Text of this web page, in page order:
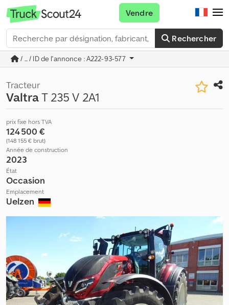
Rechercher
Vendre
/ ... / ID de l'annonce : A222-93-577
Tracteur
ValtraT 235 V 2A1
prix fixe hors TVA
124 500 €
(148 155 € brut)
Année de construction
2023
État
Occasion
Emplacement
Uelzen